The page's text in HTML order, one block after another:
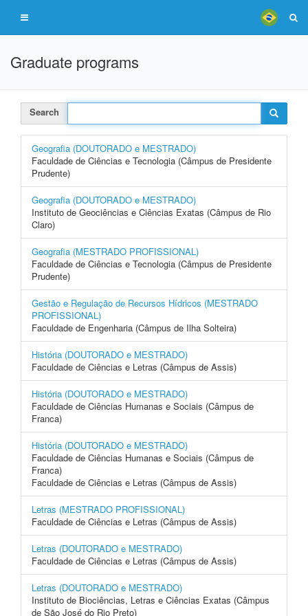
Graduate programs
Search
Geografia (DOUTORADO e MESTRADO)
Faculdade de Ciências e Tecnologia (Câmpus de Presidente
Prudente)
Geografia (DOUTORADO e MESTRADO)
Instituto de Geociências e Ciências Exatas (Câmpus de Rio
Claro)
Geografia (MESTRADO PROFISSIONAL)
Faculdade de Ciências e Tecnologia (Câmpus de Presidente
Prudente)
Gestão e Regulação de Recursos Hídricos (MESTRADO
PROFISSIONAL)
Faculdade de Engenharia (Câmpus de Ilha Solteira)
História (DOUTORADO e MESTRADO)
Faculdade de Ciências e Letras (Câmpus de Assis)
História (DOUTORADO e MESTRADO)
Faculdade de Ciências Humanas e Sociais (Câmpus de
Franca)
História (DOUTORADO e MESTRADO)
Faculdade de Ciências Humanas e Sociais (Câmpus de
Franca)
Faculdade de Ciências e Letras (Câmpus de Assis)
Letras (MESTRADO PROFISSIONAL)
Faculdade de Ciências e Letras (Câmpus de Assis)
Letras (DOUTORADO e MESTRADO)
Faculdade de Ciências e Letras (Câmpus de Assis)
Letras (DOUTORADO e MESTRADO)
Instituto de Biociências, Letras e Ciências Exatas (Câmpus
de São José do Rio Preto)